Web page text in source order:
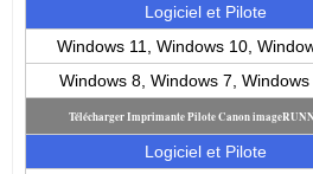
Logiciel et Pilote
Windows 11, Windows 10,
Windows 8, Windows 7, Windows
Télécharger Imprimante Pilote Canon
Logiciel et Pilote